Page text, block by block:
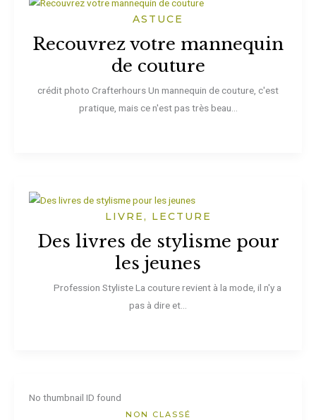
ASTUCE
Recouvrez votre mannequin
de couture
crédit photo Crafterhours Un mannequin de couture, c'est
pratique, mais ce n'est pas très beau...
LIVRE, LECTURE
Des livres de stylisme pour
les jeunes
Profession Styliste La couture revient à la mode, il n'y a
pas à dire et...
No thumbnail ID found
NON CLASSÉ